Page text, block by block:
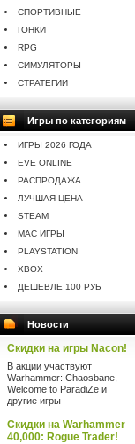
СПОРТИВНЫЕ
ГОНКИ
RPG
СИМУЛЯТОРЫ
СТРАТЕГИИ
Игры по категориям
ИГРЫ 2026 ГОДА
EVE ONLINE
РАСПРОДАЖА
ЛУЧШАЯ ЦЕНА
STEAM
MAC ИГРЫ
PLAYSTATION
XBOX
ДЕШЕВЛЕ 100 РУБ
Новости
Скидки на игры Nacon!
В акции участвуют
Warhammer: Chaosbane,
Welcome to ParadiZe и
другие игры
Скидки на Warhammer
40,000: Rogue Trader!